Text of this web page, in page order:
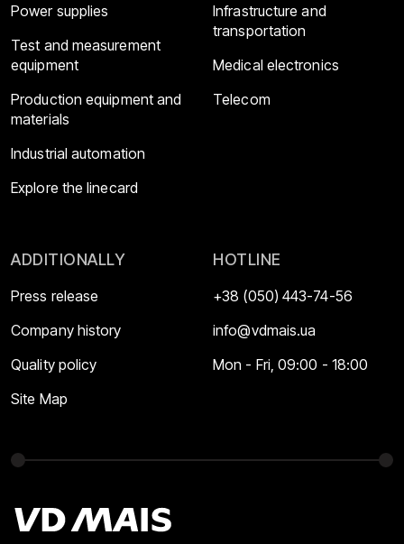
Power supplies
Test and measurement
equipment
Production equipment and
materials
Industrial automation
Explore the linecard
Infrastructure and
transportation
Medical electronics
Telecom
ADDITIONALLY
Press release
Company history
Quality policy
Site Map
HOTLINE
+38 (050) 443-74-56
info@vdmais.ua
Mon - Fri, 09:00 - 18:00